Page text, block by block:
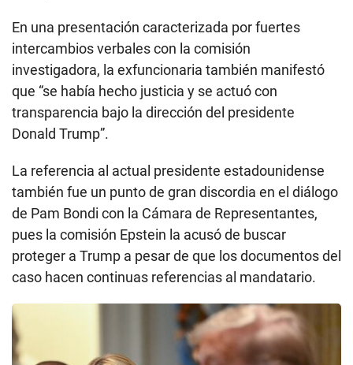
En una presentación caracterizada por fuertes
intercambios verbales con la comisión
investigadora, la exfuncionaria también manifestó
que “se había hecho justicia y se actuó con
transparencia bajo la dirección del presidente
Donald Trump”.
La referencia al actual presidente estadounidense
también fue un punto de gran discordia en el diálogo
de Pam Bondi con la Cámara de Representantes,
pues la comisión Epstein la acusó de buscar
proteger a Trump a pesar de que los documentos del
caso hacen continuas referencias al mandatario.